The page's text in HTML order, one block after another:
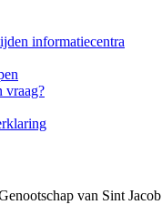
informatiecentra
vraag?
van Sint Jacob